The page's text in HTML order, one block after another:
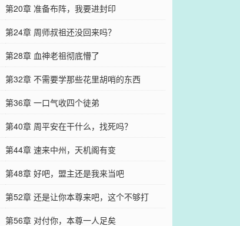
第20章 准备布阵，我要进封印
第24章 周师叔祖还没回来吗？
第28章 血神老祖彻底懵了
第32章 不需要学那些花里胡哨的东西
第36章 一口气收四个徒弟
第40章 周平安在干什么，找死吗？
第44章 速来中州，天机阁有变
第48章 好吧，盟主还是我来当吧
第52章 还是让你本尊来吧，这个不够打
第56章 对付你，本尊一人足矣